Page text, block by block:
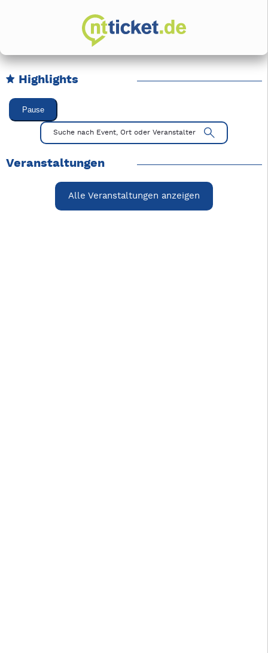
Highlights
Karussell Veranstaltungen überspringen
Pause
Mit Tab zu den Steuerelementen wechseln. Mit Pfeiltasten
Suche nach Event, Ort oder Veranstalter
Veranstaltungen
Alle Veranstaltungen anzeigen